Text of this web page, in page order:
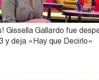
Gissella Gallardo fue
y deja «Hay que Decirlo»